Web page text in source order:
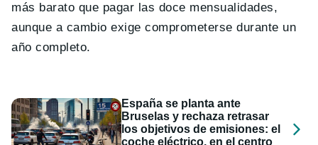
más barato que pagar las doce mensualidades,
aunque a cambio exige comprometerse durante un
año completo.
España se planta ante
Bruselas y rechaza retrasar
los objetivos de emisiones: el
coche eléctrico, en el centro